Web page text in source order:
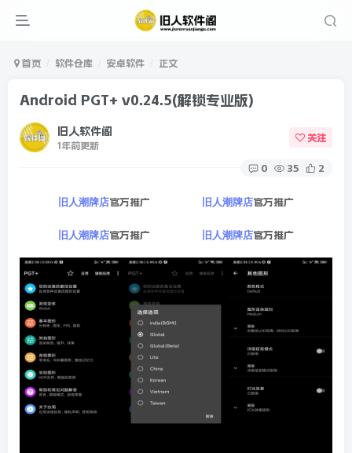
首页 软件仓库 安卓软件 正文
Android PGT+ v0.24.5(解锁专业版)
旧人软件阁
1年前更新
关注
0 35 2
旧人潮牌店官方推广 旧人潮牌店官方推广
旧人潮牌店官方推广 旧人潮牌店官方推广